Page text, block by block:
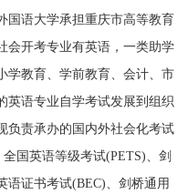
国语大学承担重庆市高等教育
会开考专业有英语，一类助学
学教育、学前教育、会计、市
英语专业自学考试发展到组织
负责承办的国内外社会化考试
国英语等级考试(PETS)、剑
语证书考试(BEC)、剑桥通用